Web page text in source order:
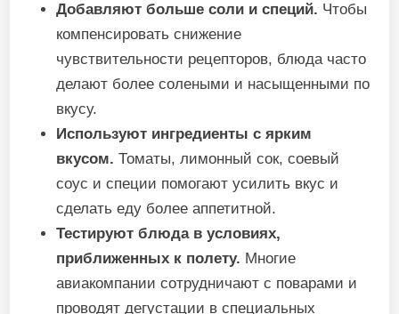
Добавляют больше соли и специй. Чтобы
компенсировать снижение
чувствительности рецепторов, блюда часто
делают более солеными и насыщенными по
вкусу.
Используют ингредиенты с ярким
вкусом. Томаты, лимонный сок, соевый
соус и специи помогают усилить вкус и
сделать еду более аппетитной.
Тестируют блюда в условиях,
приближенных к полету. Многие
авиакомпании сотрудничают с поварами и
проводят дегустации в специальных